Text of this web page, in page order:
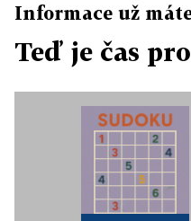
Informace už
Teď je čas